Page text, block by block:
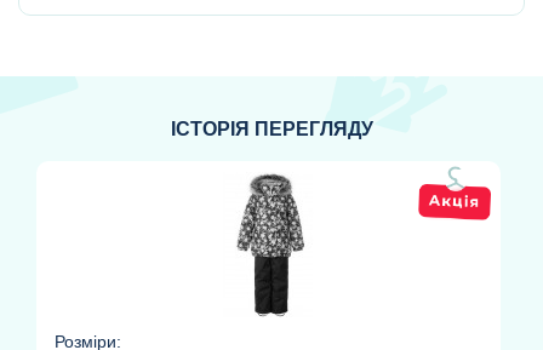
ІСТОРІЯ ПЕРЕГЛЯДУ
Розміри: